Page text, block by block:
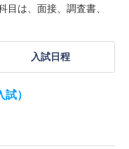
目は、面接、調査書、
入試日程
）